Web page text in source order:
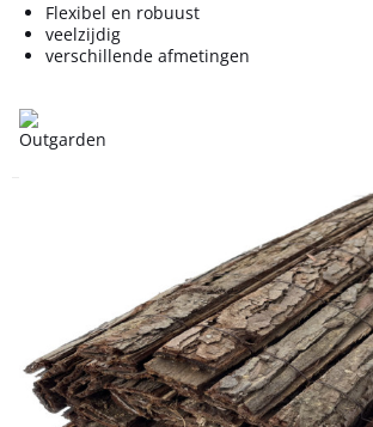
Flexibel en robuust
veelzijdig
verschillende afmetingen